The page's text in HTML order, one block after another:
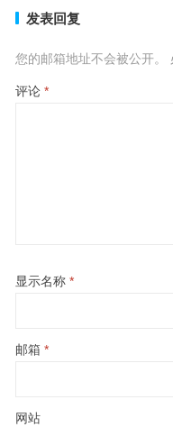
发表回复
您的邮箱地址不会被公开。
评论 *
显示名称 *
邮箱 *
网站